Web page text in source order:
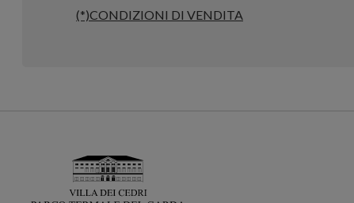
(*)CONDIZIONI DI VENDITA